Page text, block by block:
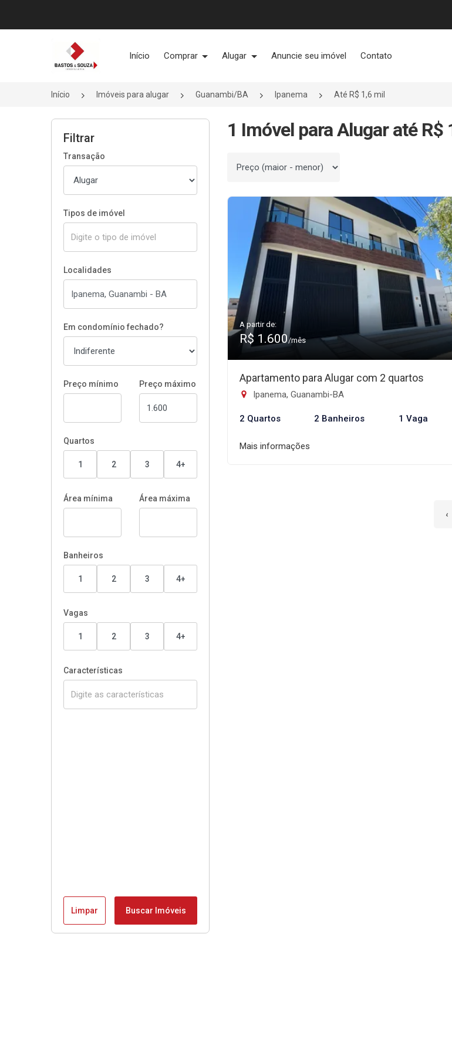
Página inicial
Início Comprar Alugar Anuncie seu imóvel Contato
Início Imóveis para alugar Guanambi/BA Ipanema Até R$ 1,6 mil
Filtrar
Transação
Tipos de imóvel
Localidades
Em condomínio fechado?
Preço mínimo Preço máximo
Quartos
1 2 3 4+
Área mínima Área máxima
Banheiros
1 2 3 4+
Vagas
1 2 3 4+
Características
Limpar Buscar Imóveis
1 Imóvel para Alugar até
Ordenar por
A partir de:
R$ 1.600/mês
Apartamento para Alugar com 2 quartos
Ipanema, Guanambi-BA
2 Quartos 2 Banheiros 1 Vaga
Mais informações
‹